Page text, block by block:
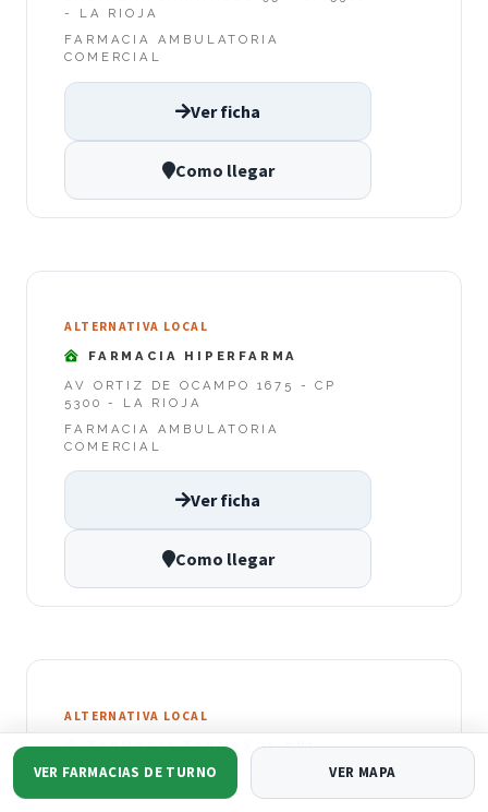
- LA RIOJA
FARMACIA AMBULATORIA
COMERCIAL
Ver ficha
Como llegar
ALTERNATIVA LOCAL
FARMACIA HIPERFARMA
AV ORTIZ DE OCAMPO 1675 - CP
5300 - LA RIOJA
FARMACIA AMBULATORIA
COMERCIAL
Ver ficha
Como llegar
ALTERNATIVA LOCAL
FARMACIA FARMASOL SRL
AV. LEANDRO N. ALEM 900 - CP
VER FARMACIAS DE TURNO VER MAPA